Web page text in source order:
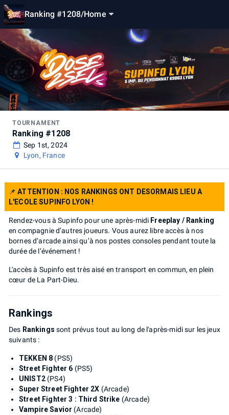
Ranking #1208/Home
TOURNAMENT
Ranking #1208
Sep 1st, 2024
Lyon, France
📌ATTENTION : NOS RANKINGS ONT DESORMAIS LIEU A
L'ECOLE SUPINFO LYON !
Rendez-vous à Supinfo pour une après-midi Freeplay / Ranking
en compagnie d’autres joueurs. Vous aurez libre accès à nos
bornes d’arcade ainsi qu’à nos postes consoles pendant toute la
durée de l’événement !
L'accès à Supinfo est très aisé en transport en commun, en plein
cœur de La Part-Dieu.
Rankings
Des Rankings sont prévus tout au long de l'après-midi sur les jeux
suivants :
TEKKEN 8 (PS5)
Street Fighter 6 (PS5)
UNIST2(PS4)
Super Street Fighter 2X (Arcade)
Street Fighter 3 : Third Strike (Arcade)
Vampire Savior (Arcade)